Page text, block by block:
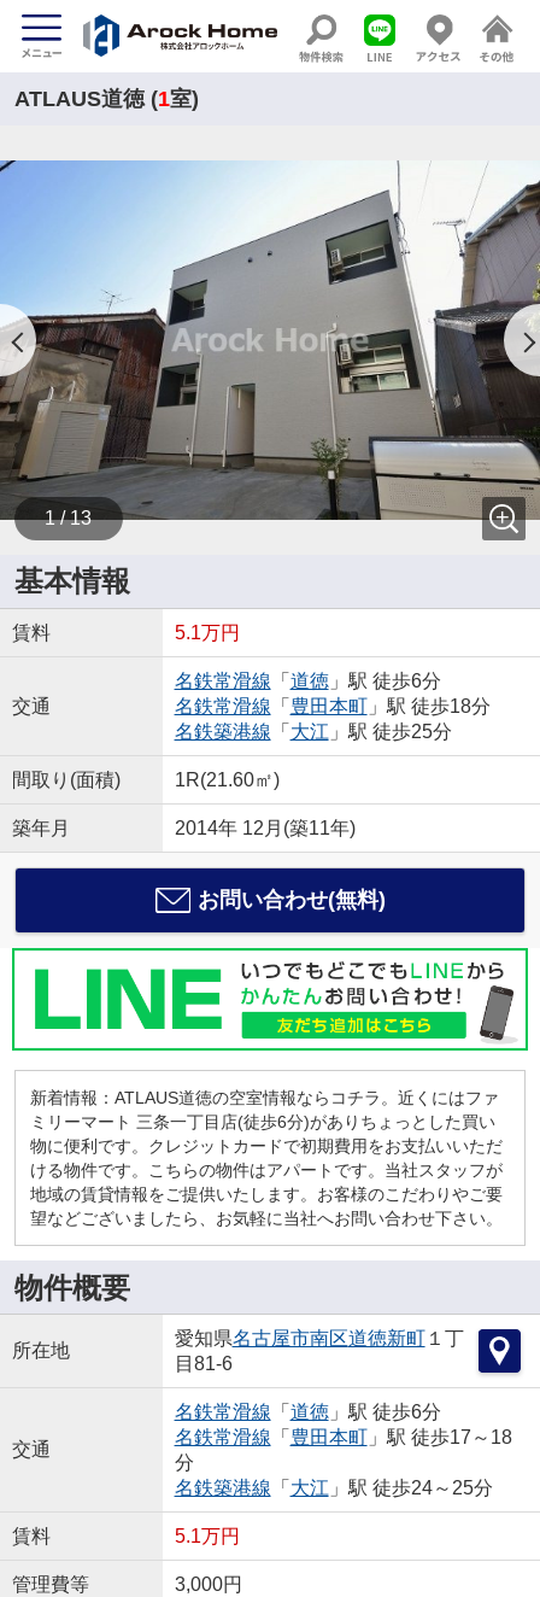
ATLAUS道徳 (1室)
1 / 13
基本情報
賃料 5.1万円
交通
名鉄常滑線 「 道徳」駅 徒歩6分
名鉄常滑線 「 豊田本町」駅 徒歩18分
名鉄築港線 「 大江 」駅 徒歩25分
間取り(面積) 1R(21.60㎡)
築年月 2014年 12月(築11年)
お問い合わせ(無料)
新着情報：ATLAUS道徳の空室情報ならコチラ。近くにはファ
ミリーマート 三条一丁目店(徒歩6分)がありちょっとした買い
物に便利です。クレジットカードで初期費用をお支払いいただ
ける物件です。こちらの物件はアパートです。当社スタッフが
地域の賃貸情報をご提供いたします。お客様のこだわりやご要
望などございましたら、お気軽に当社へお問い合わせ下さい。
物件概要
所在地
愛知県名古屋市南区道徳新町１丁
目81-6
交通
名鉄常滑線 「 道徳」駅 徒歩6分
名鉄常滑線 「 豊田本町」駅 徒歩17～18
分
名鉄築港線 「 大江 」駅 徒歩24～25分
賃料 5.1万円
管理費等 3,000円